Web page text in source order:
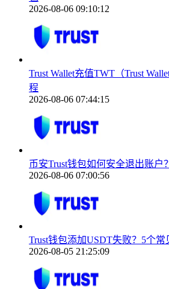
2026-08-06 09:10:12
Trust Wallet充值TWT（Trust
程
2026-08-06 07:44:15
币安Trust钱包如何安全退出账户
2026-08-06 07:00:56
Trust钱包添加USDT失败？5个
2026-08-05 21:25:09